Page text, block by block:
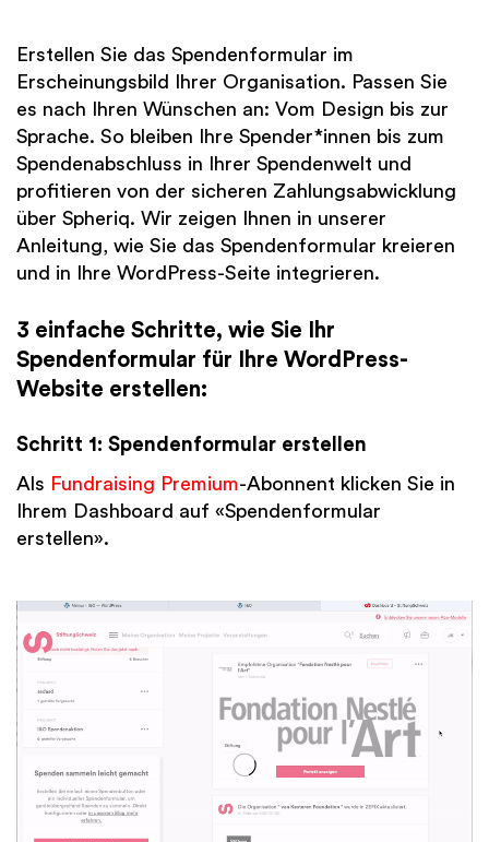
Erstellen Sie das Spendenformular im
Erscheinungsbild Ihrer Organisation. Passen Sie
es nach Ihren Wünschen an: Vom Design bis zur
Sprache. So bleiben Ihre Spender*innen bis zum
Spendenabschluss in Ihrer Spendenwelt und
profitieren von der sicheren Zahlungsabwicklung
über Spheriq. Wir zeigen Ihnen in unserer
Anleitung, wie Sie das Spendenformular kreieren
und in Ihre WordPress-Seite integrieren.
3 einfache Schritte, wie Sie Ihr
Spendenformular für Ihre WordPress-
Website erstellen:
Schritt 1: Spendenformular erstellen
Als Fundraising Premium-Abonnent klicken Sie in
Ihrem Dashboard auf «Spendenformular
erstellen».